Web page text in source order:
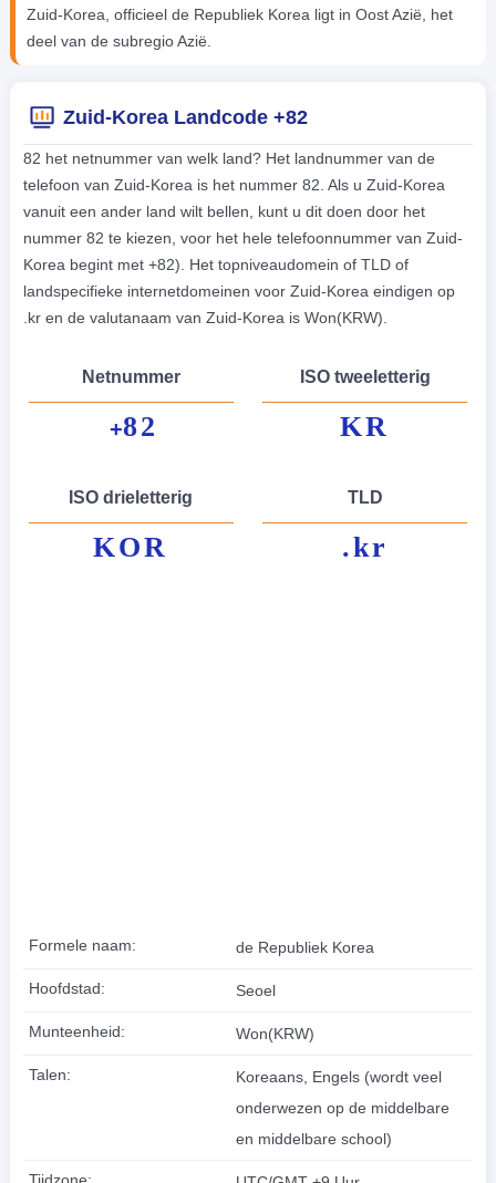
Zuid-Korea, officieel de Republiek Korea ligt in Oost Azië, het
deel van de subregio Azië.
Zuid-Korea Landcode +82
82 het netnummer van welk land? Het landnummer van de
telefoon van Zuid-Korea is het nummer 82. Als u Zuid-Korea
vanuit een ander land wilt bellen, kunt u dit doen door het
nummer 82 te kiezen, voor het hele telefoonnummer van Zuid-
Korea begint met +82). Het topniveaudomein of TLD of
landspecifieke internetdomeinen voor Zuid-Korea eindigen op
.kr en de valutanaam van Zuid-Korea is Won(KRW).
Netnummer
+82
ISO tweeletterig
KR
ISO drieletterig
KOR
TLD
.kr
Formele naam: de Republiek Korea
Hoofdstad: Seoel
Munteenheid: Won(KRW)
Talen:
Koreaans, Engels (wordt veel
onderwezen op de middelbare
en middelbare school)
Tijdzone: